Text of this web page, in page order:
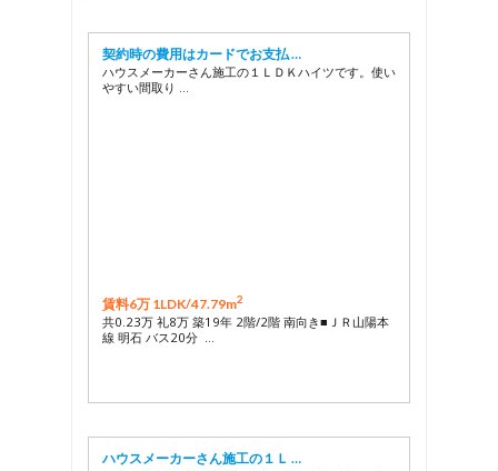
契約時の費用はカードでお支払 …
ハウスメーカーさん施工の１ＬＤＫハイツです。使い
やすい間取り …
賃料6万 1LDK/47.79m2
共0.23万 礼8万 築19年 2階/2階 南向き■ＪＲ山陽本
線 明石 バス20分 …
ハウスメーカーさん施工の１Ｌ …